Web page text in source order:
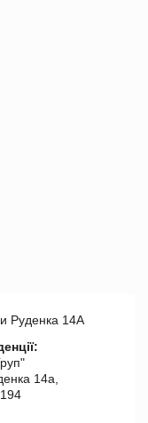
Руденка 14А
14а,